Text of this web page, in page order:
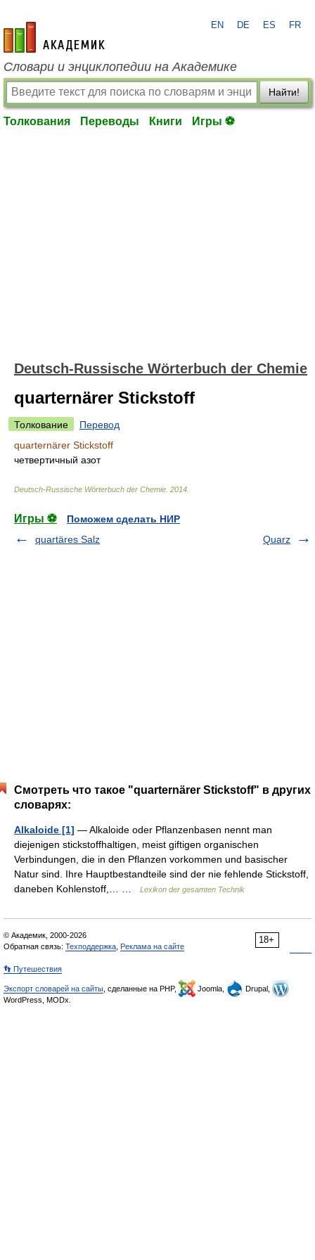
academic.ru
EN DE ES FR
Словари и энциклопедии на Академике
Найти!
Толкования Переводы Книги Игры ⚽
Deutsch-Russische Wörterbuch der Chemie
quarternärer Stickstoff
Толкование
Перевод
quarternärer Stickstoff
четвертичный азот
Deutsch-Russische Wörterbuch der Chemie 2014
Игры ⚽
Поможем сделать НИР
quartäres Salz
Quarz
Смотреть что такое "quarternärer Stickstoff" в других
словарях:
Alkaloide [1] — Alkaloide oder Pflanzenbasen nennt man
diejenigen stickstoffhaltigen, meist giftigen organischen
Verbindungen, die in den Pflanzen vorkommen und basischer
Natur sind. Ihre Hauptbestandteile sind der nie fehlende Stickstoff,
daneben Kohlenstoff,… …
Lexikon der gesamten Technik
18+
© Академик, 2000-2026
Обратная связь: Техподдержка Реклама на сайте
👣 Путешествия
Экспорт словарей на сайты , сделанные на PHP, Joomla,
Drupal,
WordPress, MODx.